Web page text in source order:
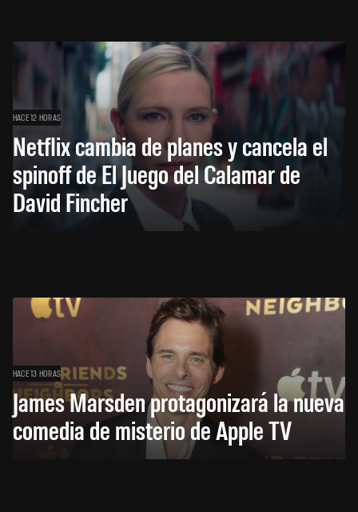
HACE 12 HORAS
Netflix cambia de planes y cancela el
spinoff de El Juego del Calamar de
David Fincher
HACE 13 HORAS
James Marsden protagonizará la nueva
comedia de misterio de Apple TV